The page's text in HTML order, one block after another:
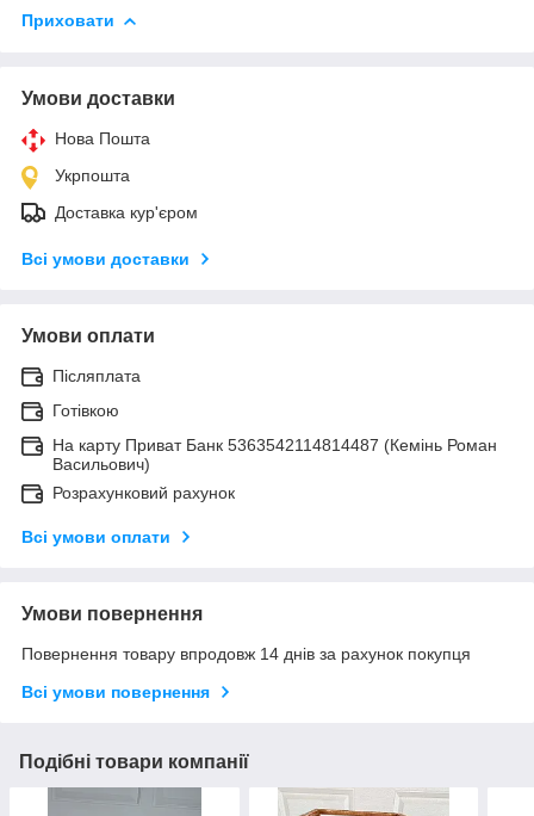
Приховати
Умови доставки
Нова Пошта
Укрпошта
Доставка кур'єром
Всі умови доставки
Умови оплати
Післяплата
Готівкою
На карту Приват Банк 5363542114814487 (Кемінь Роман
Васильович)
Розрахунковий рахунок
Всі умови оплати
Умови повернення
Повернення товару впродовж 14 днів за рахунок покупця
Всі умови повернення
Подібні товари компанії